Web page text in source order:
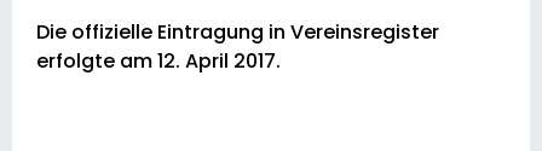
Die offizielle Eintragung in Vereinsregister
erfolgte am 12. April 2017.